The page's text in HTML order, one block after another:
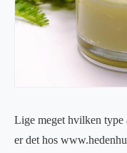
Lige meget hvilken type
er det hos